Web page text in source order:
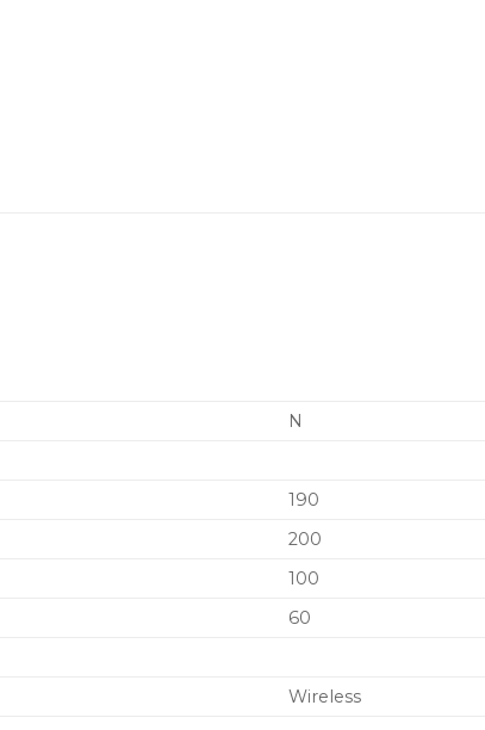
N
190
200
100
60
Wireless